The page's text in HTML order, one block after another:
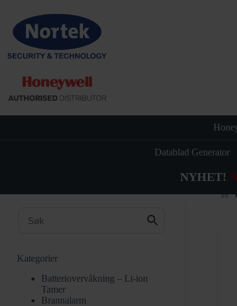
NYHET!
innholdet
Datablad Generator
Kategorier
Batteriovervåkning – Li-ion
Tamer
Brannalarm